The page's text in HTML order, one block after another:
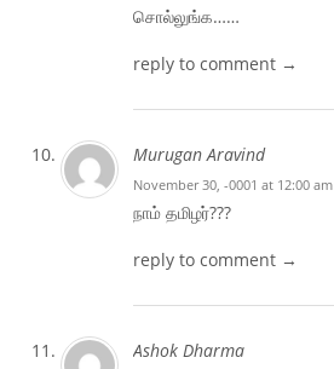
சொல்லுங்க……
reply to comment →
Murugan Aravind
November 30, -0001 at 12:00 am
நாம் தமிழர்???
reply to comment →
Ashok Dharma